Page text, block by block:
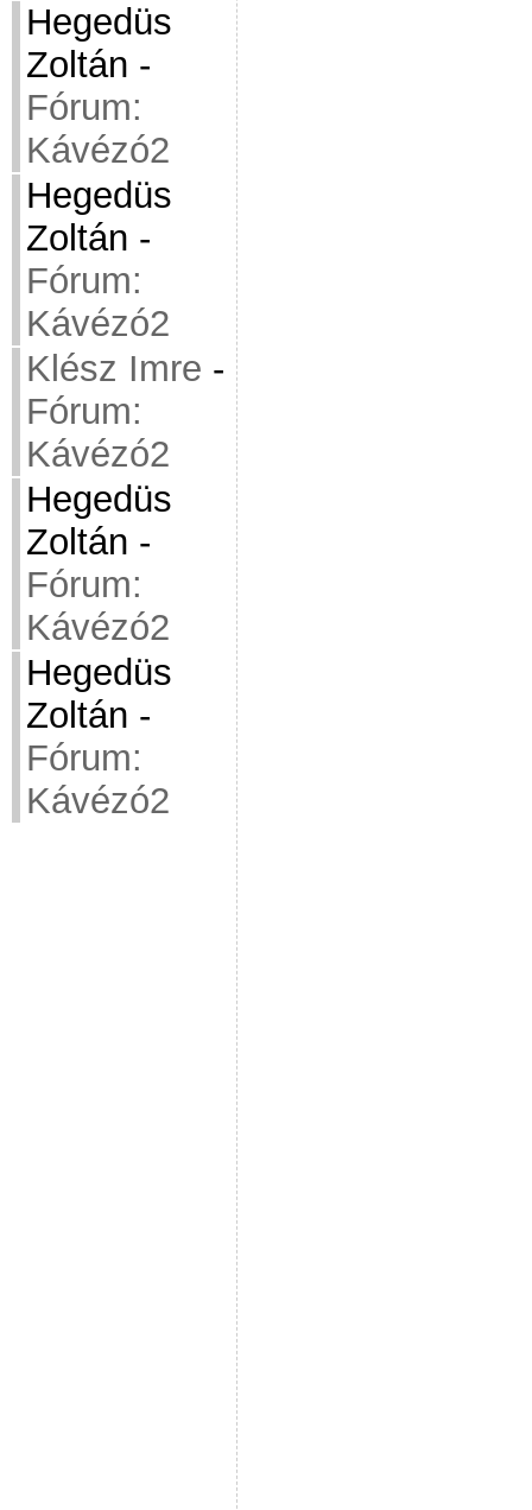
Hegedüs
Zoltán -
Fórum:
Kávézó2
Hegedüs
Zoltán -
Fórum:
Kávézó2
Klész Imre -
Fórum:
Kávézó2
Hegedüs
Zoltán -
Fórum:
Kávézó2
Hegedüs
Zoltán -
Fórum:
Kávézó2